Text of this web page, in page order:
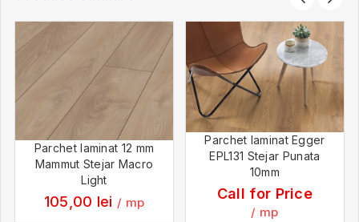
Parchet laminat 12 mm
Mammut Stejar Macro
Light
105,00 lei / mp
Parchet laminat Egger
EPL131 Stejar Punata
10mm
Call for Price
/ mp